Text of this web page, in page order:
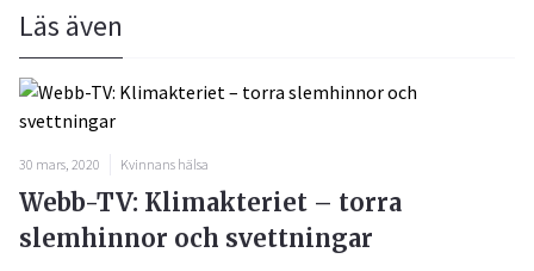
Läs även
30 mars, 2020 Kvinnans hälsa
Webb-TV: Klimakteriet – torra
slemhinnor och svettningar